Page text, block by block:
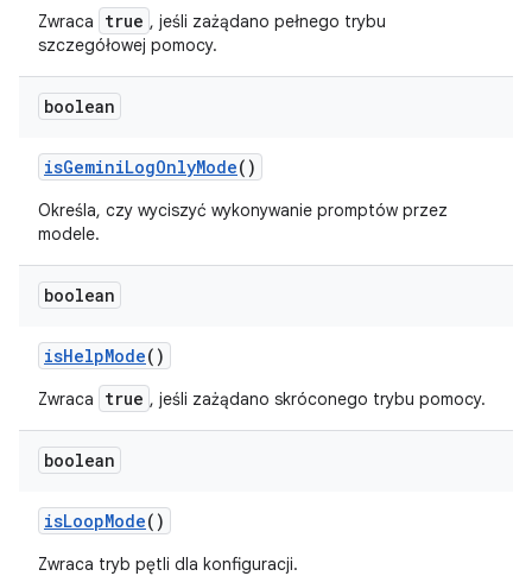
Zwraca true , jeśli zażądano pełnego trybu
szczegółowej pomocy.
boolean
isGeminiLogOnlyMode()
Określa, czy wyciszyć wykonywanie promptów przez
modele.
boolean
isHelpMode()
Zwraca true , jeśli zażądano skróconego trybu pomocy.
boolean
isLoopMode()
Zwraca tryb pętli dla konfiguracji.